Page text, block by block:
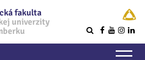
fakulta
univerzity